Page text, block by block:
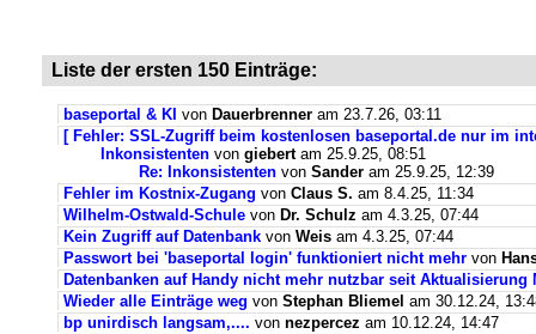
Liste der ersten 150 Einträge:
baseportal & KI von Dauerbrenner am 23.7.26, 03:11
[ Fehler: SSL-Zugriff beim kostenlosen baseportal.de nur im
Inkonsistenten von giebertam 25.9.25, 08:51
Re: Inkonsistenten von Sander am 25.9.25, 12:39
Fehler im Kostnix-Zugang von Claus S. am 8.4.25, 11:34
Wilhelm-Ostwald-Schule von Dr. Schulz am 4.3.25, 07:44
Kein Zugriff auf Datenbank von Weis am 4.3.25, 07:44
Passwort bei 'baseportal login' funktioniert nicht mehr von
Datenbanken auf Handy nicht mehr nutzbar seit Aktualisierung
Wieder alle Einträge weg von Stephan Bliemel am 30.12.24,
bp unirdisch langsam,.... von nezpercez am 10.12.24, 14:47